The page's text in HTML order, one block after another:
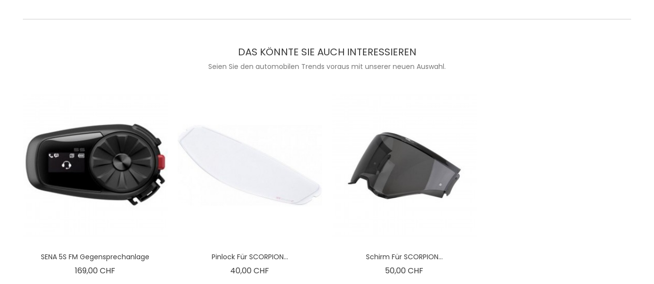
DAS KÖNNTE SIE AUCH INTERESSIEREN
Seien Sie den automobilen Trends voraus mit unserer neuen Auswahl.
SENA 5S FM Gegensprechanlage
169,00 CHF
Pinlock Für SCORPION...
40,00 CHF
Schirm Für SCORPION...
50,00 CHF